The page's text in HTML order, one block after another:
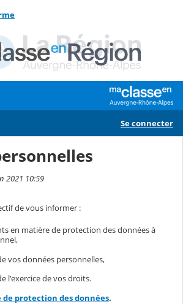
Se connecter
2021 10:59
de vous informer :
en matière de protection des données à
vos données personnelles,
l'exercice de vos droits.
protection des données.